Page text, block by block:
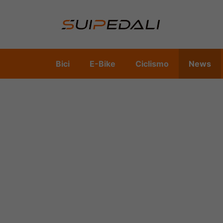
Bici E-Bike Ciclismo News